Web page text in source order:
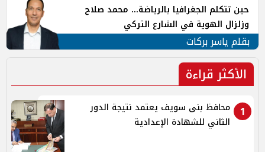
حين تتكلم الجغرافيا بالرياضة... محمد صلاح
وزلزال الهوية في الشارع التركي
بقلم ياسر بركات
الأكثر قراءة
1
محافظ بنى سويف يعتمد نتيجة الدور
الثاني للشهادة الإعدادية